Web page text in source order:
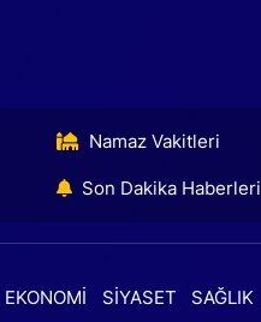
Namaz Vakitleri
Son Dakika Haberleri
EKONOMİ SİYASET SAĞLIK